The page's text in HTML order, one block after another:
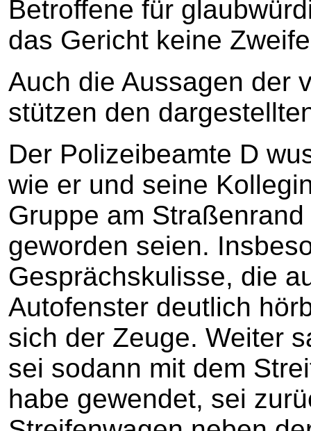
Betroffene für
das Gericht keine
Auch die Aussagen der
stützen den
Der Polizeibeamte D
wie er und seine
Gruppe am
geworden seien.
Gesprächskulisse, die
Autofenster deutlich
sich der Zeuge. Weiter
sei sodann mit dem
habe gewendet, sei